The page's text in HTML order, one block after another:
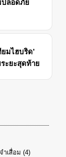
ปลอดภัย
มไฮบริด’
ะยะสุดท้าย
ำเสื่อม (4)